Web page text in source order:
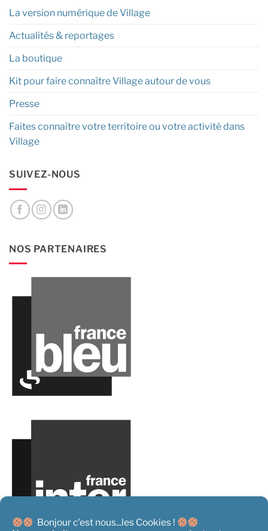
Bonjour c'est nous...les Cookies !
La version numérique de Village
Actualités & reportages
La boutique
Kit pour faire connaître Village autour de vous
Presse
Faites connaître votre territoire ou votre activité dans
Village
SUIVEZ-NOUS
NOS PARTENAIRES